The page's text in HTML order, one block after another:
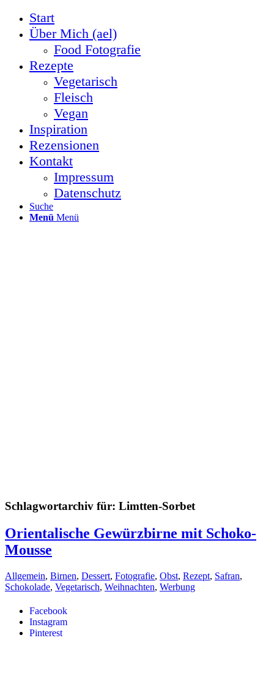
Start
Über Mich (ael)
Food Fotografie
Rezepte
Vegetarisch
Fleisch
Vegan
Inspiration
Rezensionen
Kontakt
Impressum
Datenschutz
Suche
Menü Menü
Facebook
Instagram
Pinterest
Schlagwortarchiv für: Limtten-Sorbet
Orientalische Gewürzbirne mit Schoko-
Mousse
Allgemein, Birnen, Dessert, Fotografie, Obst, Rezept, Safran,
Schokolade, Vegetarisch, Weihnachten, Werbung